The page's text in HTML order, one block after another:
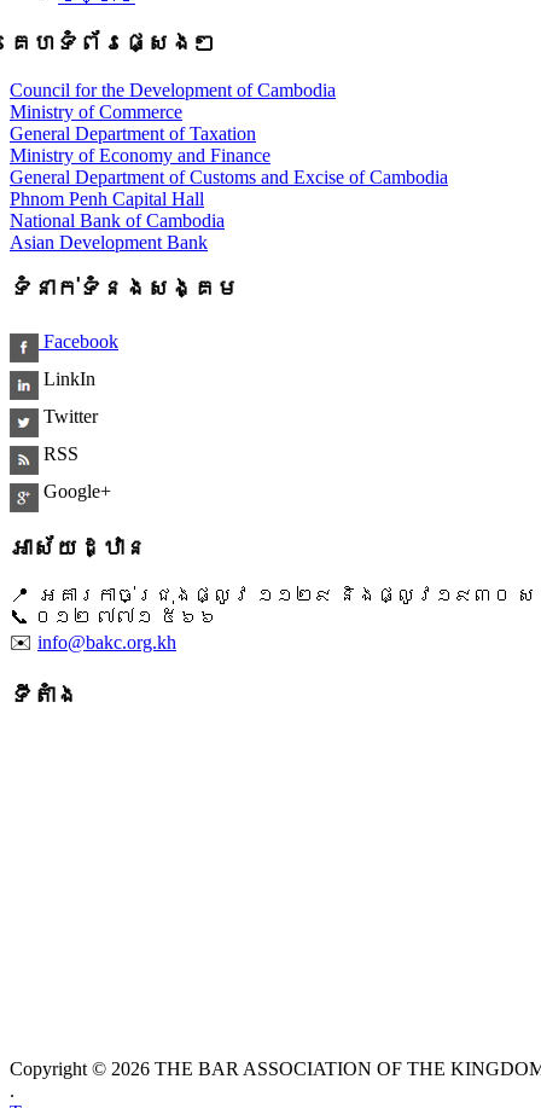
គេហទំព័រផ្សេងៗ
Council for the Development of Cambodia
Ministry of Commerce
General Department of Taxation
Ministry of Economy and Finance
General Department of Customs and Excise of Cambodia
Phnom Penh Capital Hall
National Bank of Cambodia
Asian Development Bank
ទំនាក់ទំនងសង្គម
Facebook
LinkIn
Twitter
RSS
Google+
អាស័យដ្ឋាន
📍 អគារកាច់ជ្រុងផ្លូវ ១១២៩ និងផ្លូវ១៩៣០ ស
📞 ​០១២ ៧៧១ ៥៦៦
✉️ info@bakc.org.kh
ទីតាំង
Copyright © 2026 THE BAR ASSOCIATION OF THE
.